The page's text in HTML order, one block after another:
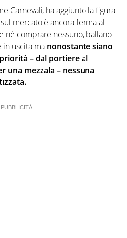
con agenzie e testate. Esperienza,
e memoria storica. Si occupa
Carnevali, ha aggiunto la figura
mercato è ancora ferma al
nè comprare nessuno, ballano
in uscita ma nonostante siano
– dal portiere al
una mezzala – nessuna